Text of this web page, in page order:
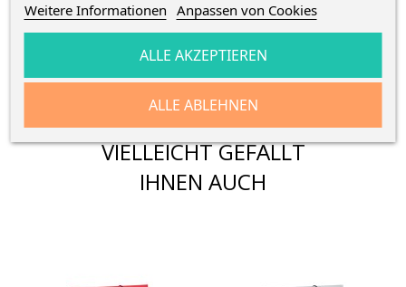
GPSR Field
Value
VIELLEICHT GEFÄLLT
IHNEN AUCH
Weitere Informationen Anpassen von Cookies
ALLE ABLEHNEN
ALLE AKZEPTIEREN